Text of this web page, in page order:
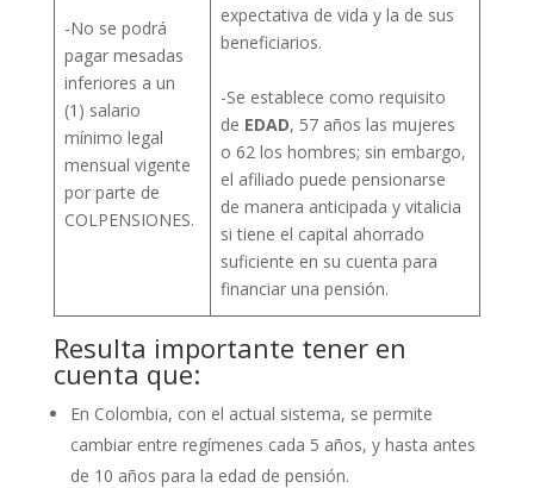
-No se podrá
pagar mesadas
inferiores a un
(1) salario
mínimo legal
mensual vigente
por parte de
COLPENSIONES.
expectativa de vida y la de sus
beneficiarios.
-Se establece como requisito
de EDAD, 57 años las mujeres
o 62 los hombres; sin embargo,
el afiliado puede pensionarse
de manera anticipada y vitalicia
si tiene el capital ahorrado
suficiente en su cuenta para
financiar una pensión.
Resulta importante tener en
cuenta que:
En Colombia, con el actual sistema, se permite
cambiar entre regímenes cada 5 años, y hasta antes
de 10 años para la edad de pensión.